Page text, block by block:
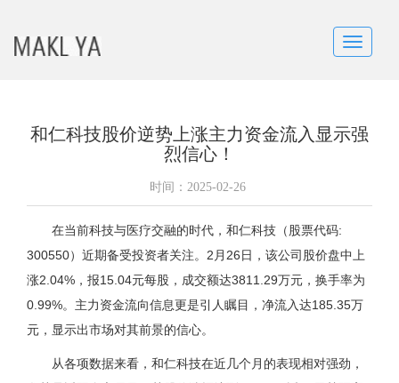
和仁科技股价逆势上涨主力资金流入显示强
烈信心！
时间： 2025-02-26
在当前科技与医疗交融的时代，和仁科技（股票代码:
300550）近期备受投资者关注。2月26日，该公司股价盘中上
涨2.04%，报15.04元每股，成交额达3811.29万元，换手率为
0.99%。主力资金流向信息更是引人瞩目，净流入达185.35万
元，显示出市场对其前景的信心。
从各项数据来看，和仁科技在近几个月的表现相对强劲，